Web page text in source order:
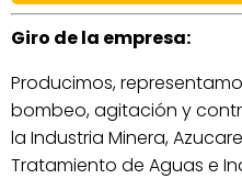
Giro de la empresa:
Producimos,
bombeo, agitación y
la Industria Minera,
Tratamiento de Aguas e